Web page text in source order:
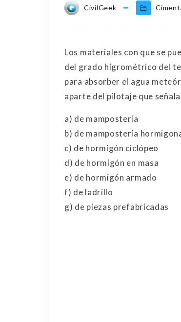
CivilGeek
Los materiales con que se
del grado higrométrico del
para absorber el agua
aparte del pilotaje que
a) de mampostería
b) de mampostería
c) de hormigón ciclópeo
d) de hormigón en masa
e) de hormigón armado
f) de ladrillo
g) de piezas prefabricadas